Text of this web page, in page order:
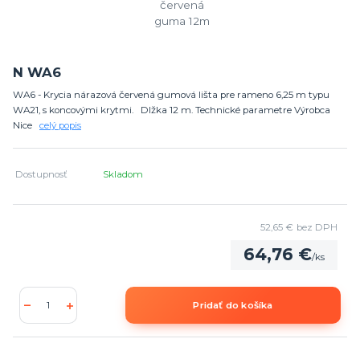
N WA6
WA6 - Krycia nárazová červená gumová lišta pre rameno 6,25 m typu
WA21, s koncovými krytmi. Dlžka 12 m. Technické parametre Výrobca
Nice celý popis
Dostupnosť Skladom
64,76 €/ks
52,65 € bez DPH
Pridať do košíka